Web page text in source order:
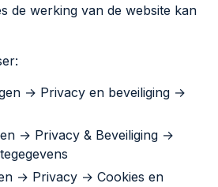
de werking van de website kan
→ Privacy en beveiliging →
→ Privacy & Beveiliging →
→ Privacy → Cookies en